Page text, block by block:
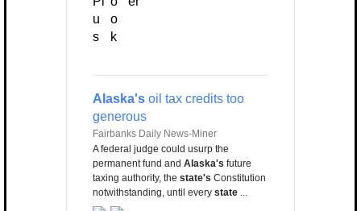
Alaska's oil tax credits too
generous
Fairbanks Daily News-Miner
A federal judge could usurp the
permanent fund and Alaska's future
taxing authority, the state's Constitution
notwithstanding, until every state ...